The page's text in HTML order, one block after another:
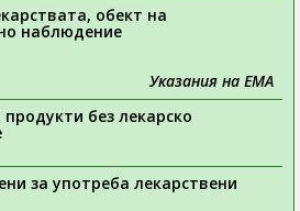
обект на
наблюдение
Указания на ЕМА
без лекарско
за употреба лекарствени